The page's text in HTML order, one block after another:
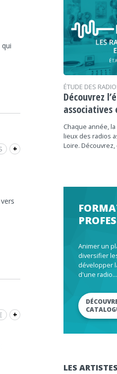
qui
+
+
ÉTUDE DES
Découvrez
associatives
Chaque année,
lieux des radios
Loire.
Animer un
diversifier
développer
d'une radio...
LES